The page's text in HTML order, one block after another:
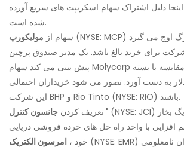
دلیل اشتراک سهام اسکریپت های سریع آورده
شده است.
سهام از مولیکورپ
(NYSE: MCP) با اظهار نظر بلومبرگ اوج می گیرد
برای خرید بالغ باشد. یک مدیر صندوق پرچین
پیش بینی می کند سهام Molycorp می تواند 60 دلار در مقایسه با بسته
جمعه 33.83 دلار به دست آورد. تصور می شود خریداران احتمالی
این شرکت BHP و Rio Tinto (NYSE: RIO) باشند.
تعریف کردن جانسون کنترل ' (NYSE: JCI) تجارت دریایی و دیگ بخار
افزایی با واحد راه حل های خرده فروشی دریایی
خود ، امرسون الکتریک
(NYSE: EMR) تجارت را به میزان نامعلومی